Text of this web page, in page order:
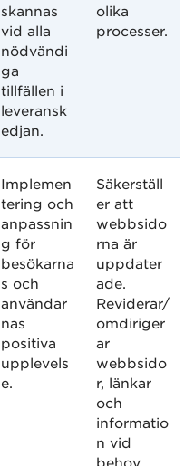
skannas
vid alla
nödvändi
ga
tillfällen i
leveransk
edjan.
olika
processer.
Implemen
tering och
anpassnin
g för
besökarna
s och
användar
nas
positiva
upplevels
e.
Säkerställ
er att
webbsido
rna är
uppdater
ade.
Reviderar/
omdiriger
ar
webbsido
r, länkar
och
informatio
n vid